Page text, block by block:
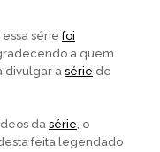
sériefoi
a quem
divulgar a série de
dasérie, o
feita legendado